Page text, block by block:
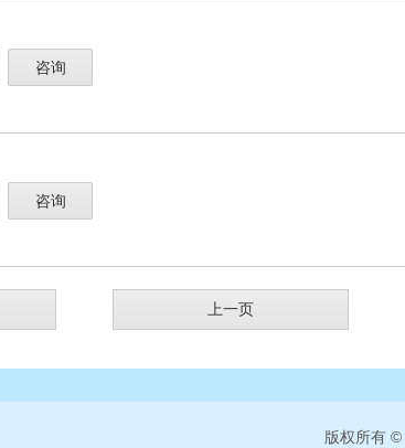
咨询
咨询
上一页
版权所有 ©